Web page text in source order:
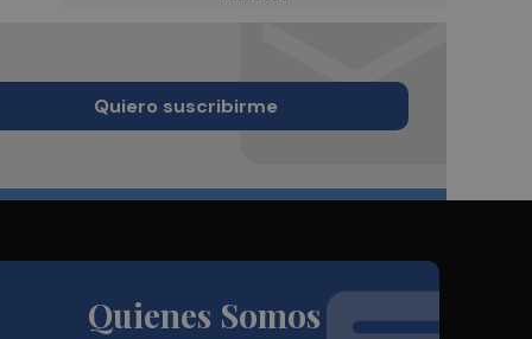
Quiero suscribirme
Quienes Somos